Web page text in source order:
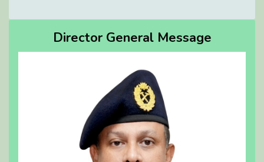
Director General Message